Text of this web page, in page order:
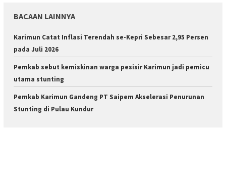
BACAAN LAINNYA
Karimun Catat Inflasi Terendah se-Kepri Sebesar 2,95 Persen
pada Juli 2026
Pemkab sebut kemiskinan warga pesisir Karimun jadi pemicu
utama stunting
Pemkab Karimun Gandeng PT Saipem Akselerasi Penurunan
Stunting di Pulau Kundur